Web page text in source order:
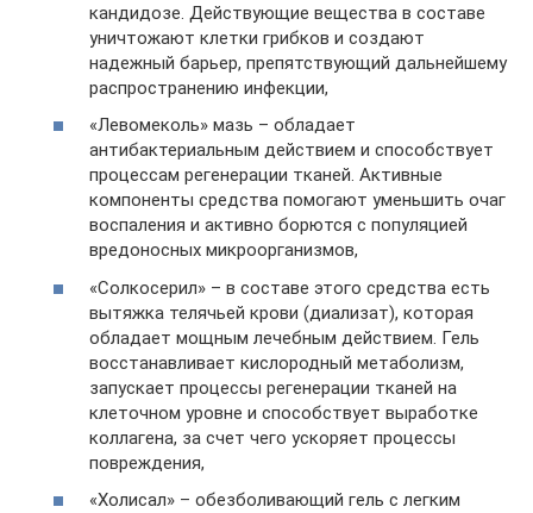
кандидозе. Действующие вещества в составе
уничтожают клетки грибков и создают
надежный барьер, препятствующий дальнейшему
распространению инфекции,
«Левомеколь» мазь – обладает
антибактериальным действием и способствует
процессам регенерации тканей. Активные
компоненты средства помогают уменьшить очаг
воспаления и активно борются с популяцией
вредоносных микроорганизмов,
«Солкосерил» – в составе этого средства есть
вытяжка телячьей крови (диализат), которая
обладает мощным лечебным действием. Гель
восстанавливает кислородный метаболизм,
запускает процессы регенерации тканей на
клеточном уровне и способствует выработке
коллагена, за счет чего ускоряет процессы
повреждения,
«Холисал» – обезболивающий гель с легким